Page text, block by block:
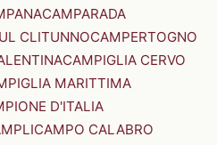
CAMPARADA
CLITUNNOCAMPERTOGNO
CAMPIGLIA CERVO
MARITTIMA
D'ITALIA
CAMPO CALABRO